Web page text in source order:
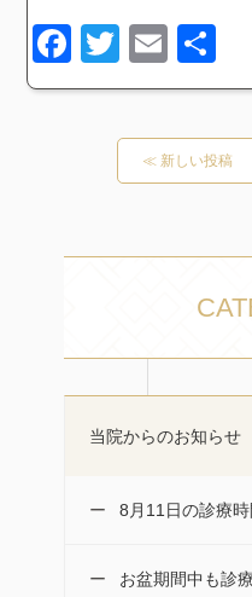
Facebook
TwitterEmail
≪ 新しい投稿
当院からのお知らせ
8月11日の診療
お盆期間中も診